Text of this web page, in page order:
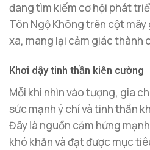
đang tìm kiếm cơ hội phát
Tôn Ngộ Không trên cột mây
xa, mang lại cảm giác thành
Khơi dậy tinh thần kiên cường
Mỗi khi nhìn vào tượng, gia
sức mạnh ý chí và tinh thần
Đây là nguồn cảm hứng
khó khăn và đạt được mục